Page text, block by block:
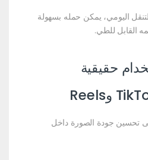
اليومي، يمكن حمله بسهولة
القابل للطي.
حقيقية
تحسين جودة الصورة داخل